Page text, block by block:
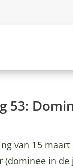
53:
van 15
(dominee in